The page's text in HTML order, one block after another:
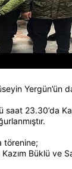
Yergün’ün
saat 23.30’da
törenine;
Büklü ve